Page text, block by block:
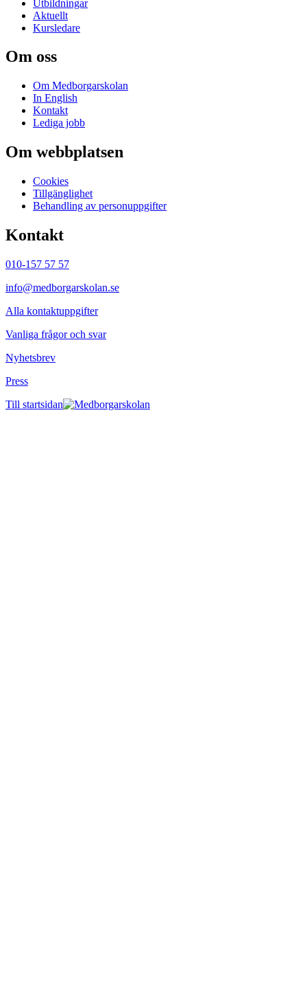
Utbildningar
Aktuellt
Kursledare
Om oss
Om Medborgarskolan
In English
Kontakt
Lediga jobb
Om webbplatsen
Cookies
Tillgänglighet
Behandling av personuppgifter
Kontakt
010-157 57 57
info@medborgarskolan.se
Alla kontaktuppgifter
Vanliga frågor och svar
Nyhetsbrev
Press
Till startsidan